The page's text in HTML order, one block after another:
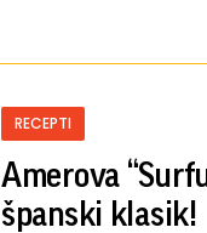
RECEPTI
Amerova
španski klasik!